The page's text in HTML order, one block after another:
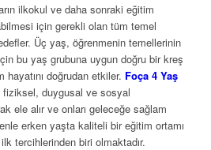
ilkokul ve daha sonraki eğitim
için gerekli olan tüm temel
Üç yaş, öğrenmenin temellerinin
bu yaş grubuna uygun doğru bir kreş
doğrudan etkiler. Foça 4 Yaş
fiziksel, duygusal ve sosyal
ele alır ve onları geleceğe sağlam
erken yaşta kaliteli bir eğitim ortamı
tercihlerinden biri olmaktadır.